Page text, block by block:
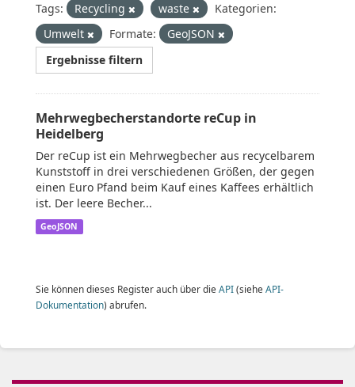
Tags: Recycling waste
Kategorien:
Umwelt
Formate:
GeoJSON
Ergebnisse filtern
Mehrwegbecherstandorte reCup in
Heidelberg
Der reCup ist ein Mehrwegbecher aus recycelbarem
Kunststoff in drei verschiedenen Größen, der gegen
einen Euro Pfand beim Kauf eines Kaffees erhältlich
ist. Der leere Becher...
GeoJSON
Sie können dieses Register auch über die API(siehe API-
Dokumentation) abrufen.